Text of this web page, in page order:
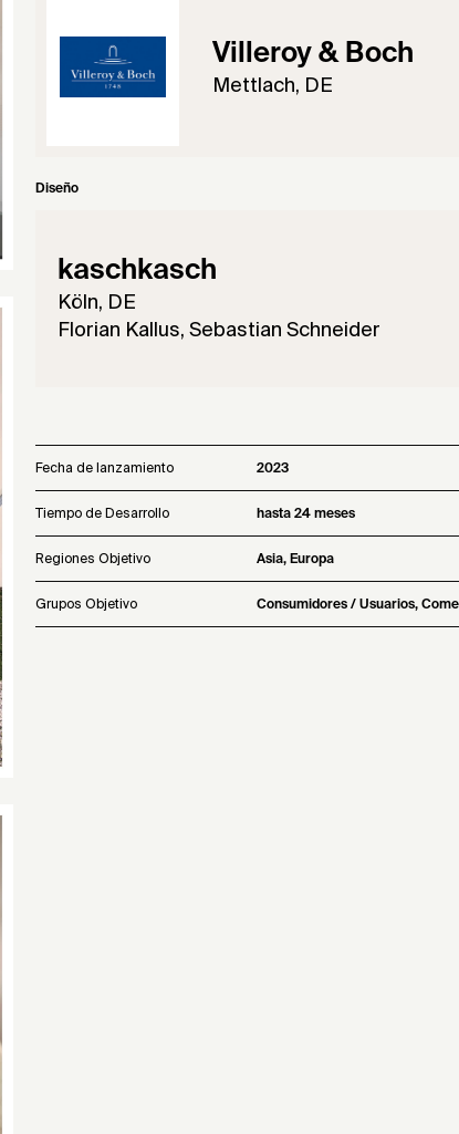
Villeroy & Boch
Mettlach, DE
Diseño
kaschkasch
Köln, DE
Florian Kallus, Sebastian Schneider
Fecha de lanzamiento 2023
Tiempo de Desarrollo hasta 24 meses
Regiones Objetivo Asia, Europa
Grupos Objetivo Consumidores / Usuarios,